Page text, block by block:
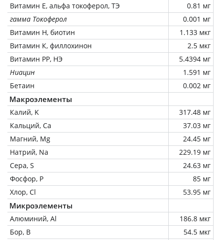
Витамин Е, альфа токоферол, ТЭ
0.81 мг
гамма Токоферол
0.001 мг
Витамин Н, биотин
1.133 мкг
Витамин К, филлохинон
2.5 мкг
Витамин РР, НЭ
5.4394 мг
Ниацин
1.591 мг
Бетаин
0.002 мг
Макроэлементы
Калий, K
317.48 мг
Кальций, Ca
37.03 мг
Магний, Mg
24.45 мг
Натрий, Na
229.19 мг
Сера, S
24.63 мг
Фосфор, P
85 мг
Хлор, Cl
53.95 мг
Микроэлементы
Алюминий, Al
186.8 мкг
Бор, B
54.5 мкг